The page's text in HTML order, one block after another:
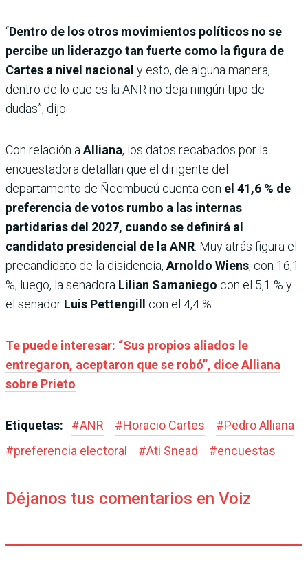
“Dentro de los otros movimientos políticos no se
percibe un liderazgo tan fuerte como la figura de
Cartes a nivel nacional y esto, de alguna manera,
dentro de lo que es la ANR no deja ningún tipo de
dudas”, dijo.
Con relación a Alliana, los datos recabados por la
encuestadora detallan que el dirigente del
departamento de Ñeembucú cuenta con el 41,6 % de
preferencia de votos rumbo a las internas
partidarias del 2027, cuando se definirá al
candidato presidencial de la ANR . Muy atrás figura el
precandidato de la disidencia, Arnoldo Wiens, con 16,1
%; luego, la senadora Lilian Samaniego con el 5,1 % y
el senador Luis Pettengill con el 4,4 %.
Te puede interesar: “Sus propios aliados le
entregaron, aceptaron que se robó”, dice Alliana
sobre Prieto
Etiquetas: #ANR #Horacio Cartes #Pedro Alliana
#preferencia electoral #Ati Snead #encuestas
Déjanos tus comentarios en Voiz